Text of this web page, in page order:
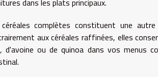
complètes constituent une
aux céréales raffinées, elles
d'avoine ou de quinoa dans vos menus